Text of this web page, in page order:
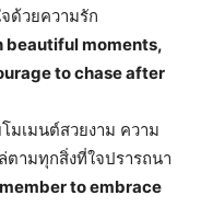
ด้วยความรัก
beautiful moments,
to chase after
มเมนต์สวยงาม ความ
ตามทุกสิ่งที่ใจปรารถนา
to embrace